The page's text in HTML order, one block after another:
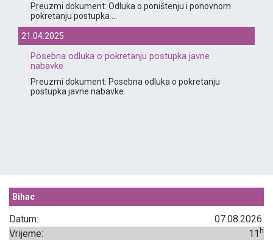
Preuzmi dokument: Odluka o poništenju i ponovnom
pokretanju postupka ...
21.04.2025
Posebna odluka o pokretanju postupka javne
nabavke
Preuzmi dokument: Posebna odluka o pokretanju
postupka javne nabavke
Bihac
Datum:
07.08.2026.
Vrijeme:
11 h